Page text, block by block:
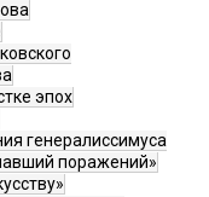
эпох
генералиссимуса
поражений»